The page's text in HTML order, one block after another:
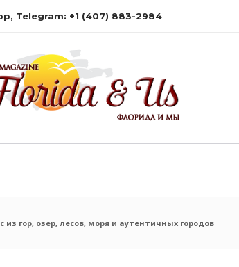
Telegram: +1 (407) 883-2984
гор, озер, лесов, моря и аутентичных городов